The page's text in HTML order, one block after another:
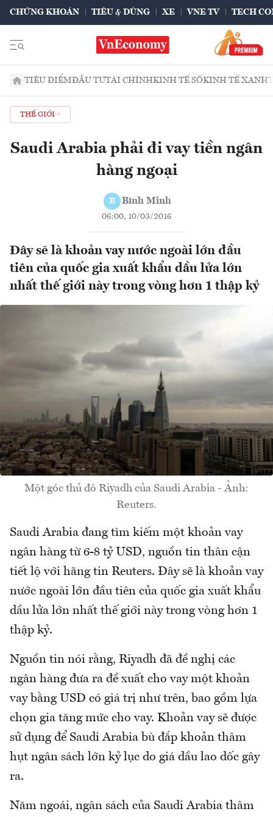
CHỨNG KHOÁN TIÊU & DÙNG XE VNE TV TECH
TIÊU ĐIỂMĐẦU TƯTÀI CHÍNHKINH TẾ SỐKINH TẾ XANH
THẾ GIỚI
Saudi Arabia phải đi vay tiền ngân
hàng ngoại
B Bình Minh
06:00, 10/03/2016
Đây sẽ là khoản vay nước ngoài lớn đầu
tiên của quốc gia xuất khẩu dầu lửa lớn
nhất thế giới này trong vòng hơn 1 thập kỷ
Một góc thủ đô Riyadh của Saudi Arabia - Ảnh:
Reuters.
Saudi Arabia đang tìm kiếm một khoản vay
ngân hàng từ 6-8 tỷ USD, nguồn tin thân cận
tiết lộ với hãng tin Reuters. Đây sẽ là khoản vay
nước ngoài lớn đầu tiên của quốc gia xuất khẩu
dầu lửa lớn nhất thế giới này trong vòng hơn 1
thập kỷ.
Nguồn tin nói rằng, Riyadh đã đề nghị các
ngân hàng đưa ra đề xuất cho vay một khoản
vay bằng USD có giá trị như trên, bao gồm lựa
chọn gia tăng mức cho vay. Khoản vay sẽ được
sử dụng để Saudi Arabia bù đắp khoản thâm
hụt ngân sách lớn kỷ lục do giá dầu lao dốc gây
ra.
Năm ngoái, ngân sách của Saudi Arabia thâm